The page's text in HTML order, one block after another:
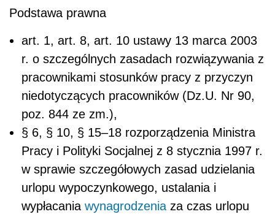
Podstawa prawna
art. 1, art. 8, art. 10 ustawy 13 marca 2003
r. o szczególnych zasadach rozwiązywania z
pracownikami stosunków pracy z przyczyn
niedotyczących pracowników (Dz.U. Nr 90,
poz. 844 ze zm.),
§ 6, § 10, § 15–18 rozporządzenia Ministra
Pracy i Polityki Socjalnej z 8 stycznia 1997 r.
w sprawie szczegółowych zasad udzielania
urlopu wypoczynkowego, ustalania i
wypłacania wynagrodzeniaza czas urlopu